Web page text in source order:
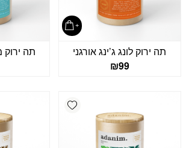
תה ירוק לונג ג’ינג אורגני
₪99
תה ירוק
Add wishlist